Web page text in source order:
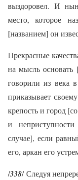
выздоровел. И
место, которое
[названием] он
Прекрасные
на мысль
говорили из века
приказывает
крепость и город
и
случае], если
его, аркан его
/338/ Следуя